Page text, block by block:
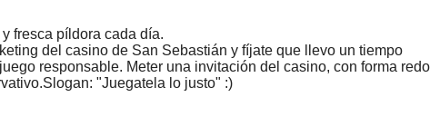
fresca píldora cada día.
del casino de San Sebastián y fíjate que llevo un tiempo
responsable. Meter una invitación del casino, con forma
"Juegatela lo justo" :)